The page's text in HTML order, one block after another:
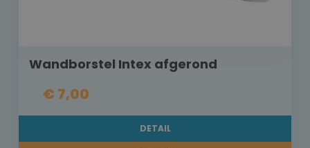
Wandborstel Intex afgerond
€ 7,00
DETAIL